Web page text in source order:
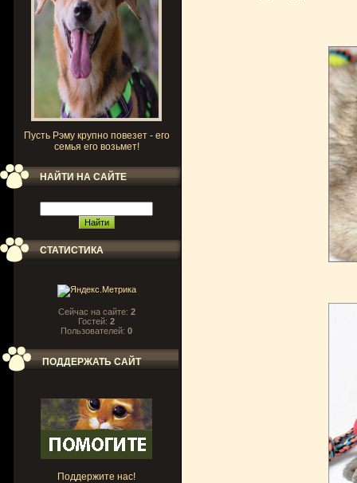
Пусть Рэму крупно повезет - его
семья его возьмет!
НАЙТИ НА САЙТЕ
СТАТИСТИКА
Сейчас на сайте: 2
Гостей: 2
Пользователей: 0
ПОДДЕРЖАТЬ САЙТ
Поддержите нас!